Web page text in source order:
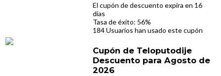
El cupón de descuento expira en 16
días
Tasa de éxito: 56%
184 Usuarios han usado este cupón
Cupón de Teloputodije
Descuento para Agosto de
2026